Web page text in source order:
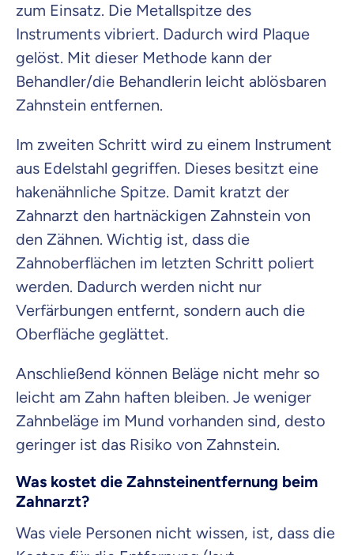
zum Einsatz. Die Metallspitze des
Instruments vibriert. Dadurch wird Plaque
gelöst. Mit dieser Methode kann der
Behandler/die Behandlerin leicht ablösbaren
Zahnstein entfernen.
Im zweiten Schritt wird zu einem Instrument
aus Edelstahl gegriffen. Dieses besitzt eine
hakenähnliche Spitze. Damit kratzt der
Zahnarzt den hartnäckigen Zahnstein von
den Zähnen. Wichtig ist, dass die
Zahnoberflächen im letzten Schritt poliert
werden. Dadurch werden nicht nur
Verfärbungen entfernt, sondern auch die
Oberfläche geglättet.
Anschließend können Beläge nicht mehr so
leicht am Zahn haften bleiben. Je weniger
Zahnbeläge im Mund vorhanden sind, desto
geringer ist das Risiko von Zahnstein.
Was kostet die Zahnsteinentfernung beim
Zahnarzt?
Was viele Personen nicht wissen, ist, dass die